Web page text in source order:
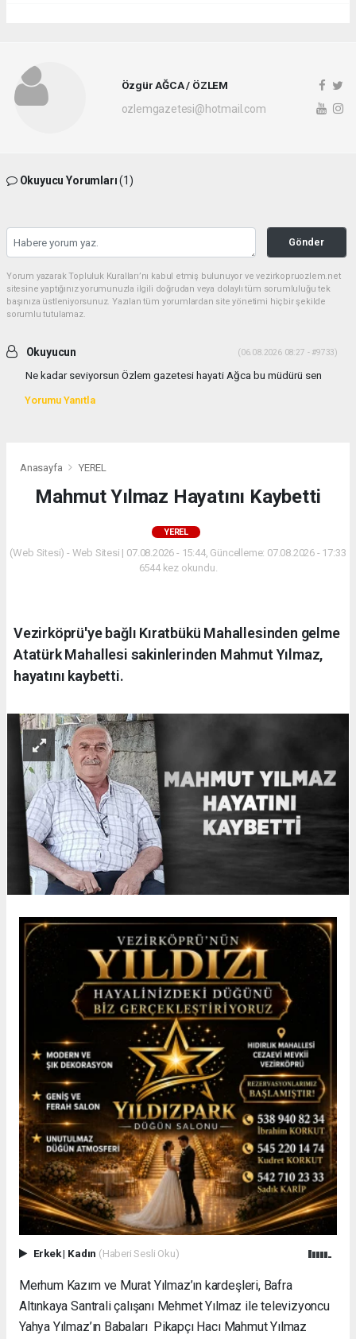
Özgür AĞCA / ÖZLEM
ozlemgazetesi@hotmail.com
Okuyucu Yorumları(1)
Gönder
Yorum yazarak Topluluk Kuralları’nı kabul etmiş bulunuyor ve vezirkopruozlem.net
sitesine yaptığınız yorumunuzla ilgili doğrudan veya dolaylı tüm sorumluluğu tek
başınıza üstleniyorsunuz. Yazılan tüm yorumlardan site yönetimi hiçbir şekilde
sorumlu tutulamaz.
Okuyucun (06.08.2026 08:27 - #9733)
Ne kadar seviyorsun Özlem gazetesi hayati Ağca bu müdürü sen
Yorumu Yanıtla
Anasayfa YEREL
Mahmut Yılmaz Hayatını Kaybetti
YEREL
(Web Sitesi) - Web Sitesi | 07.08.2026 - 15:44, Güncelleme: 07.08.2026 - 17:33
6544 kez okundu.
Vezirköprü'ye bağlı Kıratbükü Mahallesinden gelme
Atatürk Mahallesi sakinlerinden Mahmut Yılmaz,
hayatını kaybetti.
Erkek| Kadın (Haberi Sesli Oku)
Merhum Kazım ve Murat Yılmaz’ın kardeşleri, Bafra
Altınkaya Santrali çalışanı Mehmet Yılmaz ile televizyoncu
Yahya Yılmaz’ın Babaları Pikapçı Hacı Mahmut Yılmaz